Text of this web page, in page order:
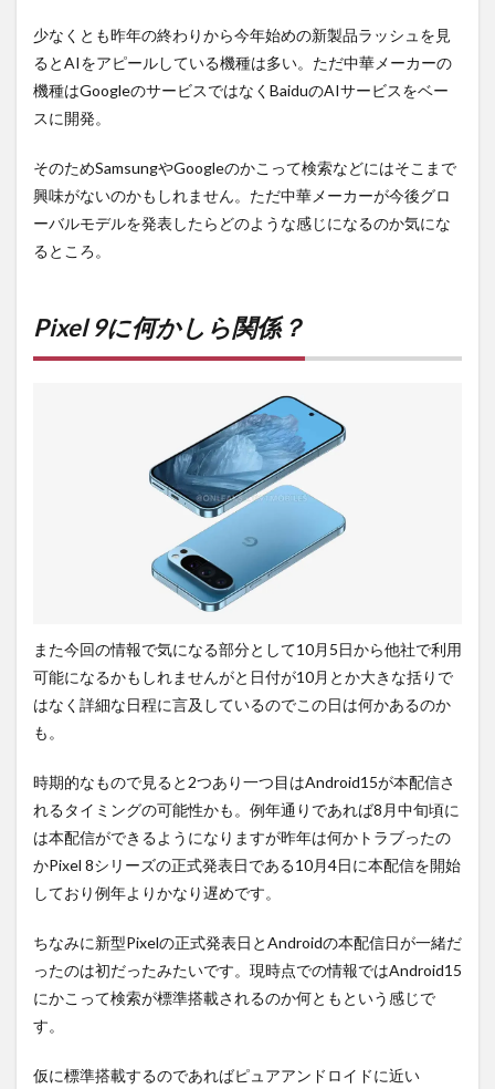
少なくとも昨年の終わりから今年始めの新製品ラッシュを見
るとAIをアピールしている機種は多い。ただ中華メーカーの
機種はGoogleのサービスではなくBaiduのAIサービスをベー
スに開発。
そのためSamsungやGoogleのかこって検索などにはそこまで
興味がないのかもしれません。ただ中華メーカーが今後グロ
ーバルモデルを発表したらどのような感じになるのか気にな
るところ。
Pixel 9に何かしら関係？
また今回の情報で気になる部分として10月5日から他社で利用
可能になるかもしれませんがと日付が10月とか大きな括りで
はなく詳細な日程に言及しているのでこの日は何かあるのか
も。
時期的なもので見ると2つあり一つ目はAndroid15が本配信さ
れるタイミングの可能性かも。例年通りであれば8月中旬頃に
は本配信ができるようになりますが昨年は何かトラブったの
かPixel 8シリーズの正式発表日である10月4日に本配信を開始
しており例年よりかなり遅めです。
ちなみに新型Pixelの正式発表日とAndroidの本配信日が一緒だ
ったのは初だったみたいです。現時点での情報ではAndroid15
にかこって検索が標準搭載されるのか何ともという感じで
す。
仮に標準搭載するのであればピュアアンドロイドに近い